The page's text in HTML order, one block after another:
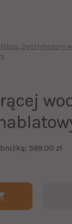
Dystrybutory
599.00 zł